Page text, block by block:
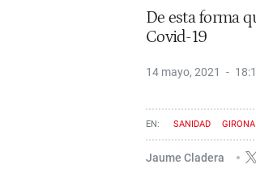
De esta forma
Covid-19
14 mayo, 2021
SANIDAD GIRONA
Jaume Cladera